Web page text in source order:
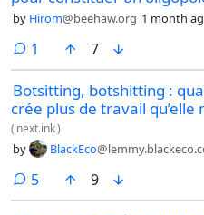
by Hirom@beehaw.org 1 month
1 comment
7
Botsitting, botshitting :
crée plus de travail qu’elle
( next.ink)
by BlackEco
5comments
9